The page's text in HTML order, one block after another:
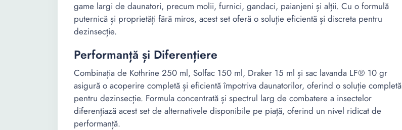
game largi de daunatori, precum molii, furnici, gandaci, paianjeni și alții. Cu o formulă
puternică și proprietăți fără miros, acest set oferă o soluție eficientă și discreta pentru
dezinsecție.
Performanță și Diferențiere
Combinația de Kothrine 250 ml, Solfac 150 ml, Draker 15 ml și sac lavanda LF® 10 gr
asigură o acoperire completă și eficientă împotriva daunatorilor, oferind o soluție completă
pentru dezinsecție. Formula concentrată și spectrul larg de combatere a insectelor
diferențiază acest set de alternativele disponibile pe piață, oferind un nivel ridicat de
performanță.